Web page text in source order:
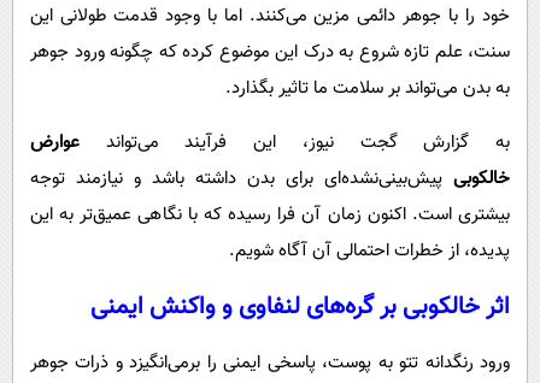
فناوری
گوناگون
حوادث
محیط زیست
سلامت
بین الملل
اجتماعی
روانشناسی
آشپزی
دانلود
خود را با جوهر دائمی مزین می‌کنند. اما با وجود قدمت طولانی این
سنت، علم تازه شروع به درک این موضوع کرده که چگونه ورود جوهر
به بدن می‌تواند بر سلامت ما تاثیر بگذارد.
به گزارش گجت نیوز، این فرآیند می‌تواند عوارض
خالکوبی پیش‌بینی‌نشده‌ای برای بدن داشته باشد و نیازمند توجه
بیشتری است. اکنون زمان آن فرا رسیده که با نگاهی عمیق‌تر به این
پدیده، از خطرات احتمالی آن آگاه شویم.
اثر خالکوبی بر گره‌های لنفاوی و واکنش ایمنی
ورود رنگدانه تتو به پوست، پاسخی ایمنی را برمی‌انگیزد و ذرات جوهر